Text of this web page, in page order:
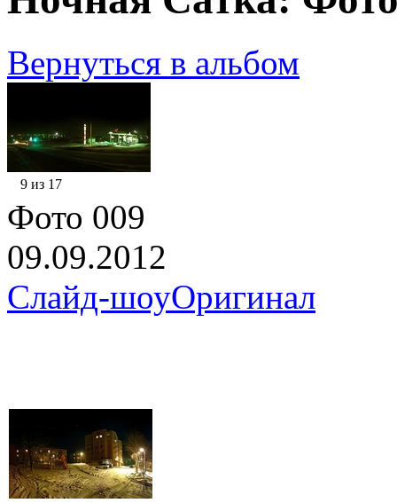
Вернуться в альбом
9 из 17
Фото 009
09.09.2012
Слайд-шоуОригинал